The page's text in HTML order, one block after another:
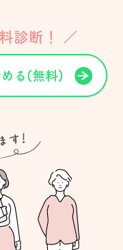
診断！ ／
る(無料)